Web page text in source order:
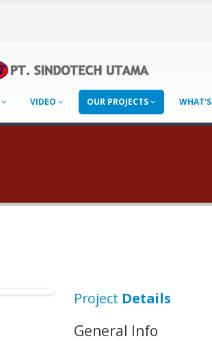
VIDEO OUR PROJECTS
Project Details
General Info